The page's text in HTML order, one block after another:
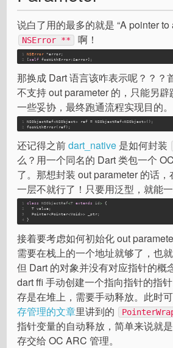
说白了用的最多的就是 “A pointer to
NSError ** 啊！
1
2
NSError *error;
[self fooWithError:&error];
那换成 Dart 语言该咋表示呢？？？
不支持 out parameter 的，只能另
一些妥协，最终跑通流程实现目的。
1
2
NSObjectRef<NSObject> ref = NSObjectRef<NSObject>();
fooWithError(ref);
还记得之前dart_native 是如何封装
么？用一个同名的 Dart 类包一个
了。那想封装 out parameter 的话
一层不就行了！只要用泛型，就能一
1
2
3
4
class NSObjectRef<T extends id> {
  T value;
  Pointer<Pointer<Void>> _ptr;
}
接着要考虑如何初始化 out
需要在栈上的一个地址就够了，也就
但 Dart 的对象并没有对应指针的概
dart ffi 手动创建一个指向指针的指
存是在堆上，需要手动释放。此时
存管理的文章里讲到的
指针变量的自动释放，简单来说就
存交给 OC ARC 管理。